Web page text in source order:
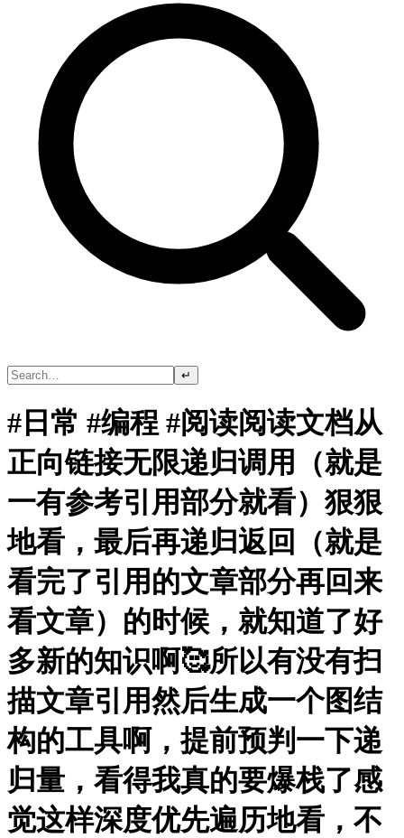
↵
#日常 #编程 #阅读阅读文档从
正向链接无限递归调用（就是
一有参考引用部分就看）狠狠
地看，最后再递归返回（就是
看完了引用的文章部分再回来
看文章）的时候，就知道了好
多新的知识啊🥰所以有没有扫
描文章引用然后生成一个图结
构的工具啊，提前预判一下递
归量，看得我真的要爆栈了感
觉这样深度优先遍历地看，不